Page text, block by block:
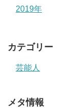
2019年
カテゴリー
芸能人
メタ情報